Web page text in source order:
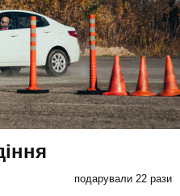
подарували 22 рази